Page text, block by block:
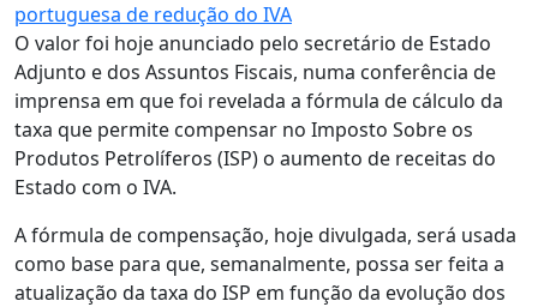
portuguesa de redução do IVA
O valor foi hoje anunciado pelo secretário de Estado
Adjunto e dos Assuntos Fiscais, numa conferência de
imprensa em que foi revelada a fórmula de cálculo da
taxa que permite compensar no Imposto Sobre os
Produtos Petrolíferos (ISP) o aumento de receitas do
Estado com o IVA.
A fórmula de compensação, hoje divulgada, será usada
como base para que, semanalmente, possa ser feita a
atualização da taxa do ISP em função da evolução dos